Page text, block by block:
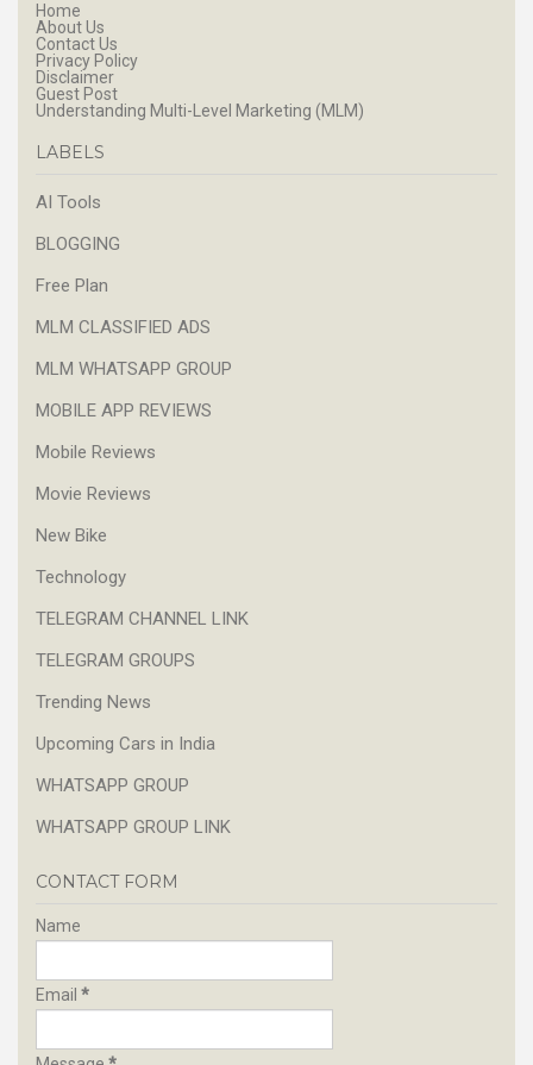
Home
About Us
Contact Us
Privacy Policy
Disclaimer
Guest Post
Understanding Multi-Level Marketing (MLM)
LABELS
AI Tools
BLOGGING
Free Plan
MLM CLASSIFIED ADS
MLM WHATSAPP GROUP
MOBILE APP REVIEWS
Mobile Reviews
Movie Reviews
New Bike
Technology
TELEGRAM CHANNEL LINK
TELEGRAM GROUPS
Trending News
Upcoming Cars in India
WHATSAPP GROUP
WHATSAPP GROUP LINK
CONTACT FORM
Name
Email *